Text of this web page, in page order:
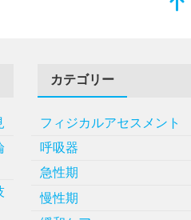
カテゴリー
フィジカルアセスメント
呼吸器
急性期
慢性期